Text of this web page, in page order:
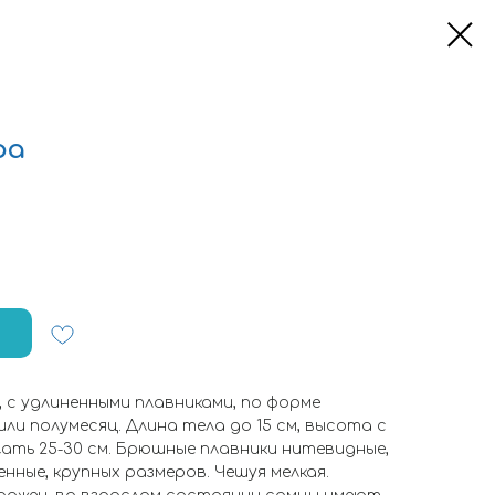
с удлиненными плавниками, по форме
полумесяц. Длина тела до 15 см, высота с
25-30 см. Брюшные плавники нитевидные,
крупных размеров. Чешуя мелкая.